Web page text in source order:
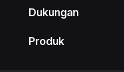
Dukungan
Produk